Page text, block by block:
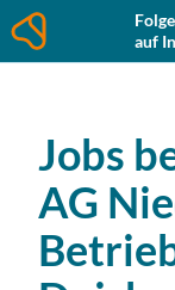
auf
Jobs
AG